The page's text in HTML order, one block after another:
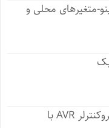
متغیرهای محلی و
دانلود کتاب 11 پروژه میکروکنترلر AVR با